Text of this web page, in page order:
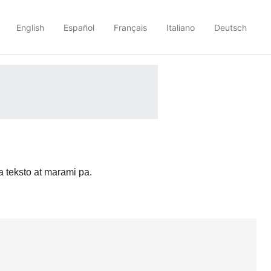
English Español Français Italiano Deutsch
teksto at marami pa.